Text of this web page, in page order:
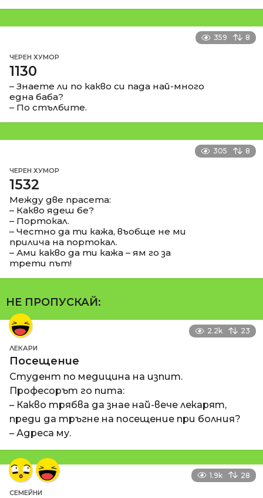
359 8
ЧЕРЕН ХУМОР
1130
– Знаете ли по какво си пада най-много
една баба?
– По стълбите.
305 8
ЧЕРЕН ХУМОР
1532
Между две прасета:
– Какво ядеш бе?
– Портокал.
– Честно да ти кажа, въобще не ми
прилича на портокал.
– Ами какво да ти кажа – ям го за
трети път!
НЕ ПРОПУСКАЙ:
2.2k 23
ЛЕКАРИ
Посещение
Студент по медицина на изпит.
Професорът го пита:
– Какво трябва да знае най-вече лекарят,
преди да тръгне на посещение при болния?
– Адреса му.
1.9k 28
СЕМЕЙНИ